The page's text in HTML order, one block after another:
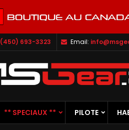
(450) 693-3323 Email:
** SPECIAUX ** PILOTE